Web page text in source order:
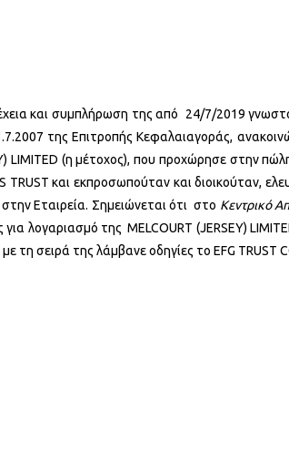
και συμπλήρωση της από 24/7/2019
της Επιτροπής Κεφαλαιαγοράς,
LIMITED (η μέτοχος), που προχώρησε στην
TRUST και εκπροσωπούταν και διοικούταν,
Εταιρεία. Σημειώνεται ότι στο Κεντρικό
για λογαριασμό της MELCOURT (JERSEY)
τη σειρά της λάμβανε οδηγίες το EFG TRUST